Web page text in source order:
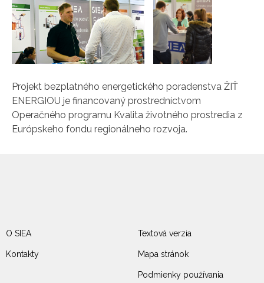
Projekt bezplatného energetického poradenstva ŽIŤ
ENERGIOU je financovaný prostredníctvom
Operačného programu Kvalita životného prostredia z
Európskeho fondu regionálneho rozvoja.
O SIEA
Kontakty
Textová verzia
Mapa stránok
Podmienky používania